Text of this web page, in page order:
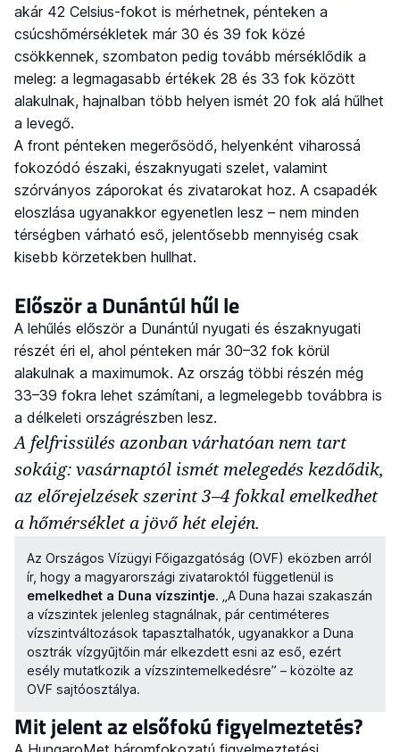
akár 42 Celsius-fokot is mérhetnek, pénteken a
csúcshőmérsékletek már 30 és 39 fok közé
csökkennek, szombaton pedig tovább mérséklődik a
meleg: a legmagasabb értékek 28 és 33 fok között
alakulnak, hajnalban több helyen ismét 20 fok alá hűlhet
a levegő.
A front pénteken megerősödő, helyenként viharossá
fokozódó északi, északnyugati szelet, valamint
szórványos záporokat és zivatarokat hoz. A csapadék
eloszlása ugyanakkor egyenetlen lesz – nem minden
térségben várható eső, jelentősebb mennyiség csak
kisebb körzetekben hullhat.
Először a Dunántúl hűl le
A lehűlés először a Dunántúl nyugati és északnyugati
részét éri el, ahol pénteken már 30–32 fok körül
alakulnak a maximumok. Az ország többi részén még
33–39 fokra lehet számítani, a legmelegebb továbbra is
a délkeleti országrészben lesz.
A felfrissülés azonban várhatóan nem tart
sokáig: vasárnaptól ismét melegedés kezdődik,
az előrejelzések szerint 3–4 fokkal emelkedhet
a hőmérséklet a jövő hét elején.
Az Országos Vízügyi Főigazgatóság (OVF) eközben arról
ír, hogy a magyarországi zivataroktól függetlenül is
emelkedhet a Duna vízszintje. „A Duna hazai szakaszán
a vízszintek jelenleg stagnálnak, pár centiméteres
vízszintváltozások tapasztalhatók, ugyanakkor a Duna
osztrák vízgyűjtőin már elkezdett esni az eső, ezért
esély mutatkozik a vízszintemelkedésre” – közölte az
OVF sajtóosztálya.
Mit jelent az elsőfokú figyelmeztetés?